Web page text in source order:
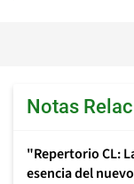
Notas
"Repertorio CL:
esencia del